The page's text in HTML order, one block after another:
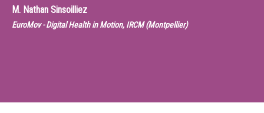
M. Nathan Sinsoilliez
EuroMov - Digital Health in Motion, IRCM (Montpellier)